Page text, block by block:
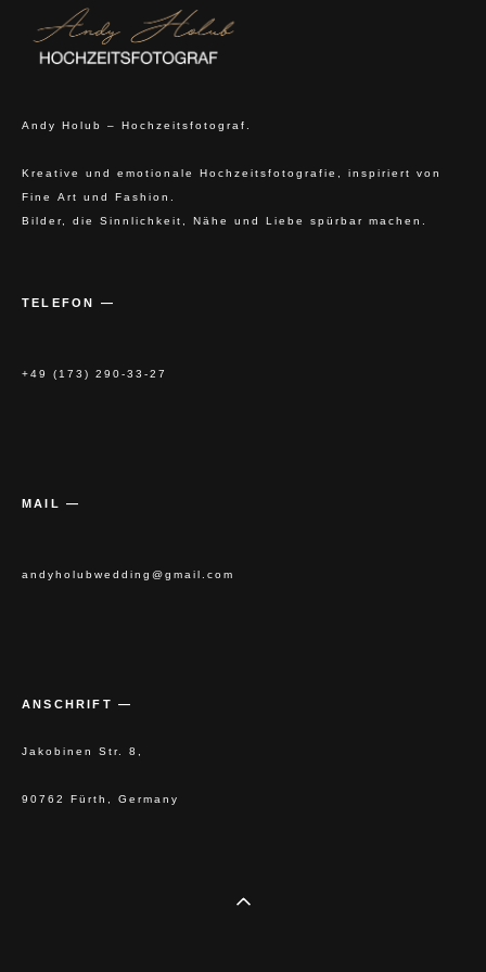
Andy Holub – Hochzeitsfotograf.
Kreative und emotionale Hochzeitsfotografie, inspiriert von
Fine Art und Fashion.
Bilder, die Sinnlichkeit, Nähe und Liebe spürbar machen.
TELEFON —
+49 (173) 290-33-27
MAIL —
andyholubwedding@gmail.com
ANSCHRIFT —
Jakobinen Str. 8,
90762 Fürth, Germany